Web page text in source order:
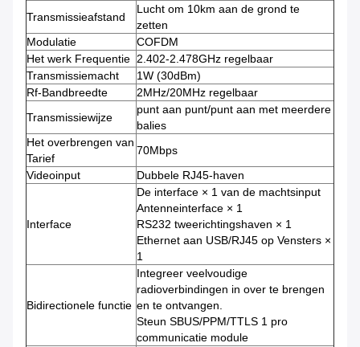
Transmissieafstand
Lucht om 10km aan de grond te
zetten
Modulatie
COFDM
Het werk Frequentie 2.402-2.478GHz regelbaar
Transmissiemacht
1W (30dBm)
Rf-Bandbreedte
2MHz/20MHz regelbaar
Transmissiewijze
punt aan punt/punt aan met meerdere
balies
Het overbrengen van
Tarief
70Mbps
Videoinput
Dubbele RJ45-haven
Interface
De interface × 1 van de machtsinput
Antenneinterface × 1
RS232 tweerichtingshaven × 1
Ethernet aan USB/RJ45 op Vensters ×
1
Bidirectionele functie
Integreer veelvoudige
radioverbindingen in over te brengen
en te ontvangen.
Steun SBUS/PPM/TTLS 1 pro
communicatie module